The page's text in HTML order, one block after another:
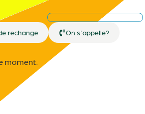
rechange On s'appelle?
moment.